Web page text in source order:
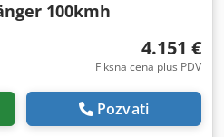
100kmh
4.151 €
Fiksna cena plus PDV
Pozvati